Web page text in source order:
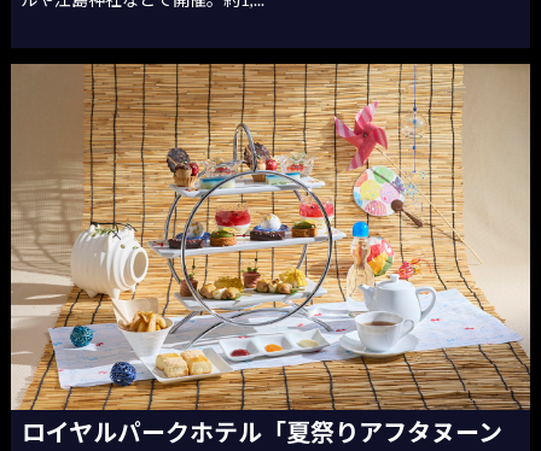
ロイヤルパークホテル「夏祭りアフタヌーン